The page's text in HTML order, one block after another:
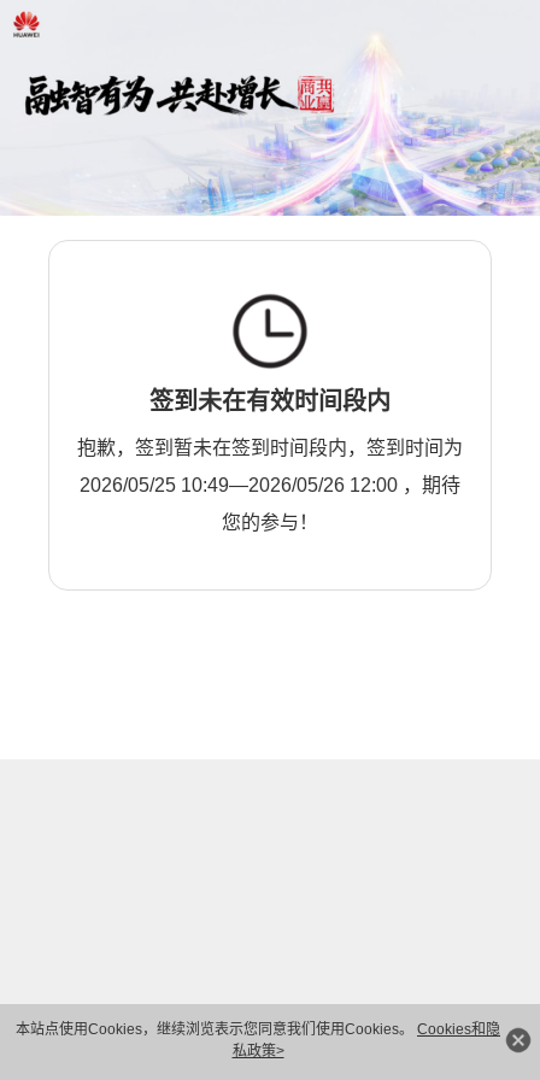
本站点使用Cookies，继续浏览表示您同意我们使用Cookies。 Cookies和隐
私政策>
签到未在有效时间段内
抱歉，签到暂未在签到时间段内，签到时间为
2026/05/25 10:49—2026/05/26 12:00 ，期待
您的参与！